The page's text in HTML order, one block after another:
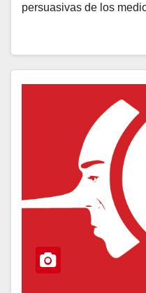
persuasivas de los